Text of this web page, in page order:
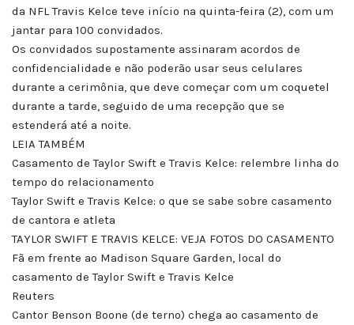
da NFL Travis Kelce teve início na quinta-feira (2), com um
jantar para 100 convidados.
Os convidados supostamente assinaram acordos de
confidencialidade e não poderão usar seus celulares
durante a cerimônia, que deve começar com um coquetel
durante a tarde, seguido de uma recepção que se
estenderá até a noite.
LEIA TAMBÉM
Casamento de Taylor Swift e Travis Kelce: relembre linha do
tempo do relacionamento
Taylor Swift e Travis Kelce: o que se sabe sobre casamento
de cantora e atleta
TAYLOR SWIFT E TRAVIS KELCE: VEJA FOTOS DO CASAMENTO
Fã em frente ao Madison Square Garden, local do
casamento de Taylor Swift e Travis Kelce
Reuters
Cantor Benson Boone (de terno) chega ao casamento de